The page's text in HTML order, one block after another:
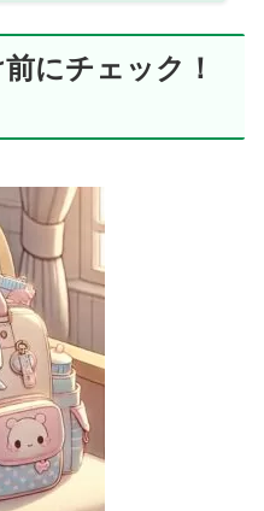
にチェック！